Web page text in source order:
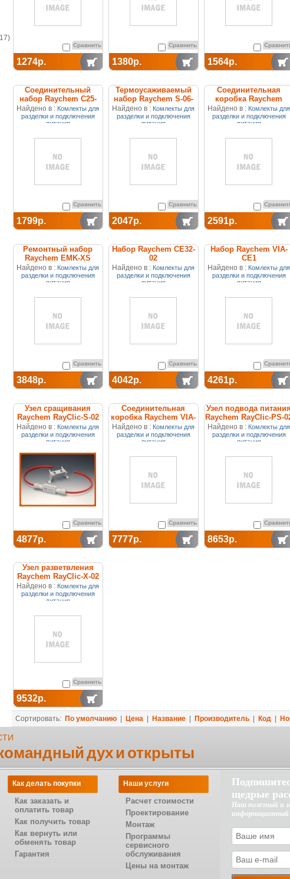
Сравнить
1274р.
Сравнить
1380р. 1564р.
Соединительный
набор Raychem C25-
100
Найдено в : Комлекты для
разделки и подключения
питания
Сравнить
1799р.
Термоусаживаемый
набор Raychem S-06-
EUR
Найдено в : Комлекты для
разделки и подключения
питания
Сравнить
2047р.
Соединительная
коробка Raychem
JB16-02
Найдено в : Комлекты для
разделки и подключения
питания
2591р.
Ремонтный набор
Raychem EMK-XS
Найдено в : Комлекты для
разделки и подключения
питания
Сравнить
3848р.
Набор Raychem CE32-
02
Найдено в : Комлекты для
разделки и подключения
питания
Сравнить
4042р.
Набор Raychem VIA-
CE1
Найдено в : Комлекты для
разделки и подключения
питания
4261р.
Узел сращивания
Raychem RayClic-S-02
Найдено в : Комлекты для
разделки и подключения
питания
Сравнить
4877р.
Соединительная
коробка Raychem VIA-
JB2 термостойкая
Найдено в : Комлекты для
разделки и подключения
питания
Сравнить
7777р.
Узел подвода питания
Raychem RayClic-PS-
Найдено в : Комлекты для
разделки и подключения
питания
8653р.
Узел разветвления
Raychem RayClic-X-02
X-образного
Найдено в : Комлекты для
разделки и подключения
питания
Сравнить
9532р.
Сортировать: По умолчанию| Цена| Название| Производитель| Код|
дух и открыты
Как делать покупки
Как заказать и
оплатить товар
Как получить товар
Как вернуть или
обменять товар
Гарантия
Наши услуги
Расчет стоимости
Проектирование
Монтаж
Программы
сервисного
обслуживания
Цены на монтаж
щедрые
Наш полезный и